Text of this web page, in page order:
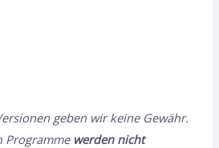
geben wir keine Gewähr.
Programme werden nicht